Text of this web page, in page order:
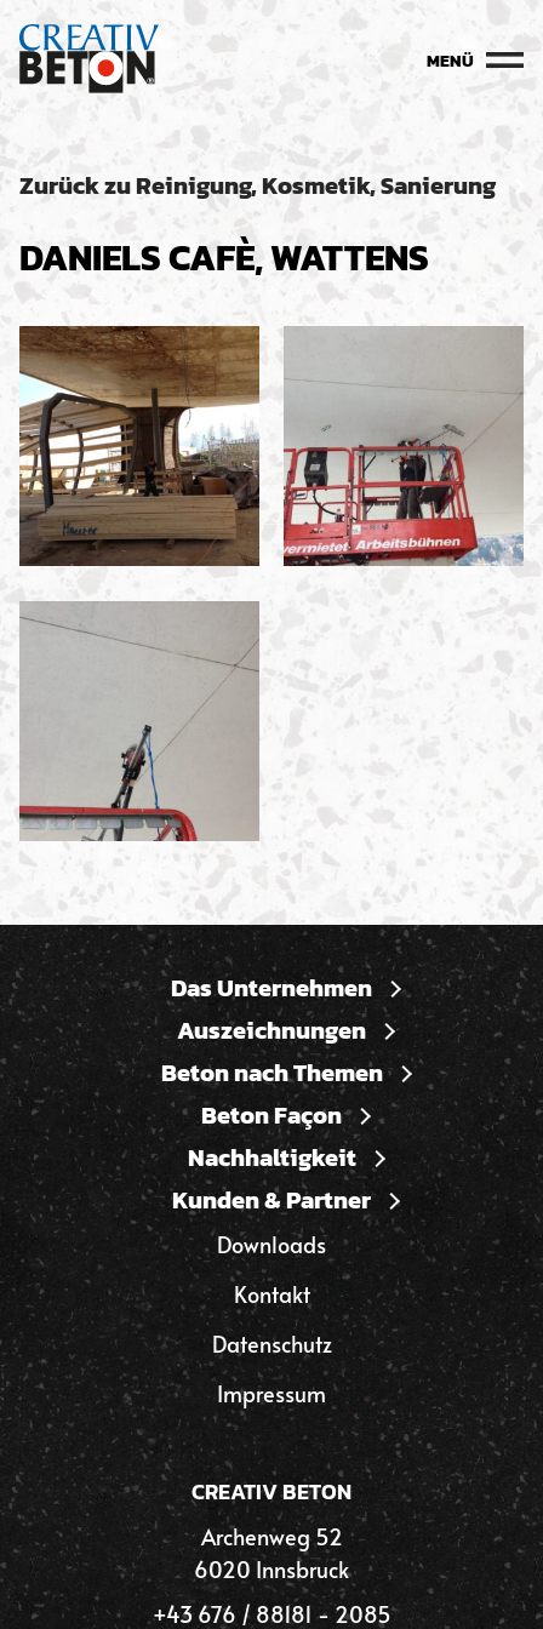
MENÜ
Zurück zu Reinigung, Kosmetik, Sanierung
DANIELS CAFÈ, WATTENS
Das Unternehmen
Auszeichnungen
Beton nach Themen
Beton Façon
Nachhaltigkeit
Kunden & Partner
Downloads
Kontakt
Datenschutz
Impressum
CREATIV BETON
Archenweg 52
6020 Innsbruck
+43 676 / 88181 - 2085